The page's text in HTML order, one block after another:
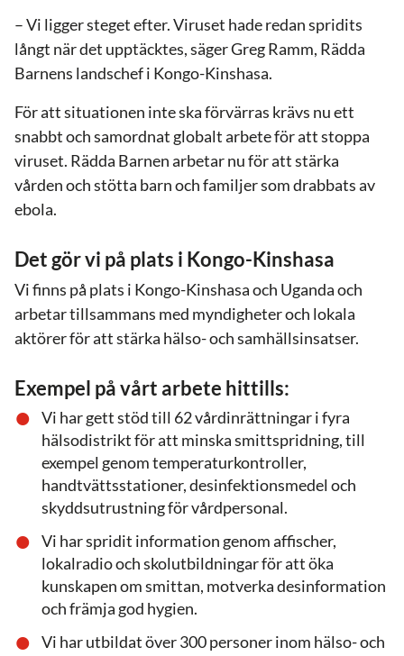
– Vi ligger steget efter. Viruset hade redan spridits
långt när det upptäcktes, säger Greg Ramm, Rädda
Barnens landschef i Kongo-Kinshasa.
För att situationen inte ska förvärras krävs nu ett
snabbt och samordnat globalt arbete för att stoppa
viruset. Rädda Barnen arbetar nu för att stärka
vården och stötta barn och familjer som drabbats av
ebola.
Det gör vi på plats i Kongo-Kinshasa
Vi finns på plats i Kongo-Kinshasa och Uganda och
arbetar tillsammans med myndigheter och lokala
aktörer för att stärka hälso- och samhällsinsatser.
Exempel på vårt arbete hittills:
Vi har gett stöd till 62 vårdinrättningar i fyra
hälsodistrikt för att minska smittspridning, till
exempel genom temperaturkontroller,
handtvättsstationer, desinfektionsmedel och
skyddsutrustning för vårdpersonal.
Vi har spridit information genom affischer,
lokalradio och skolutbildningar för att öka
kunskapen om smittan, motverka desinformation
och främja god hygien.
Vi har utbildat över 300 personer inom hälso- och